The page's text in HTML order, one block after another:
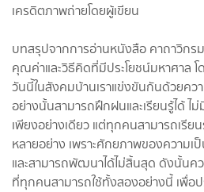
เครดิตภาพถ่ายโดยผู้เขียน
บทสรุปจากการอ่านหนังสือ คาถาวิกร
คุณค่าและวิธีคิดที่มีประโยชน์มหาศาล
วันนี้ในสังคมบ้านเราแข่งขันกันด้วยคว
อย่างนั้นสามารถฝึกฝนและเรียนรู้ได้ ไม่
เพียงอย่างเดียว แต่ทุกคนสามารถเรีย
หลายอย่าง เพราะศักยภาพของความ
และสามารถพัฒนาได้ไม่สิ้นสุด ดังนั้นค
ที่ทุกคนสามารถใช้ทั้งสองอย่างนี้ เพื่อป